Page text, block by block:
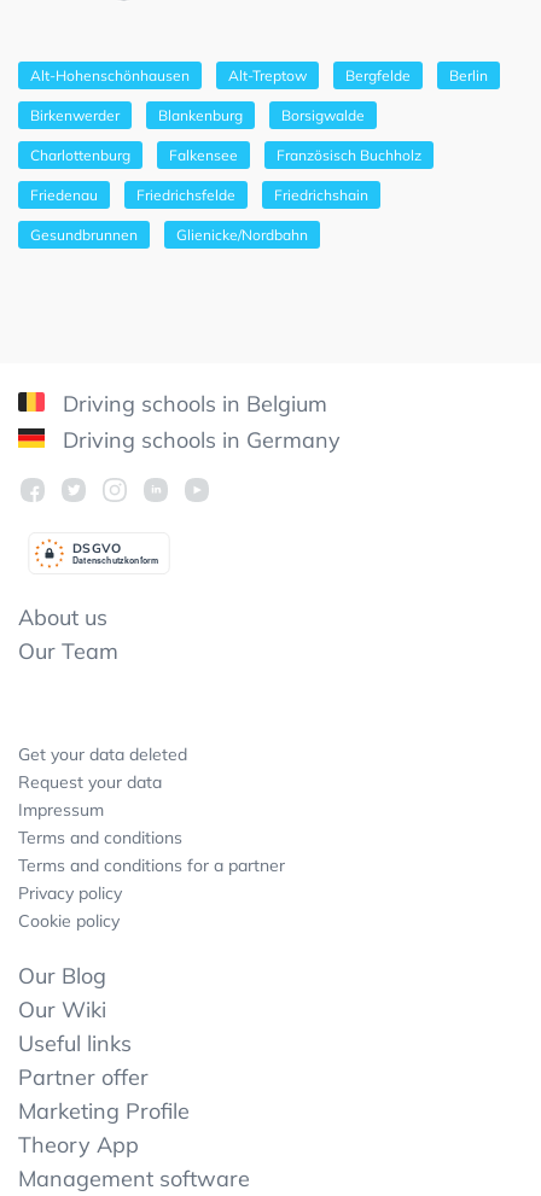
Alt-Hohenschönhausen Alt-Treptow Bergfelde Berlin
Birkenwerder Blankenburg Borsigwalde
Charlottenburg Falkensee Französisch Buchholz
Friedenau Friedrichsfelde Friedrichshain
Gesundbrunnen Glienicke/Nordbahn
Driving schools in Belgium
Driving schools in Germany
Datenschutzkonform
DSGVO
About us
Our Team
Get your data deleted
Request your data
Impressum
Terms and conditions
Terms and conditions for a partner
Privacy policy
Cookie policy
Our Blog
Our Wiki
Useful links
Partner offer
Marketing Profile
Theory App
Management software